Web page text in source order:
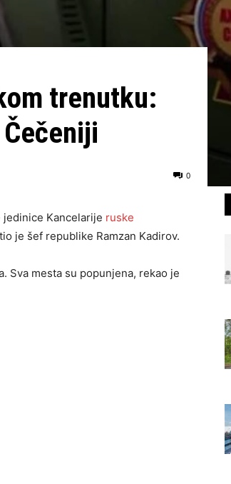
trenutku:
0
Kancelarije ruske
je šef republike Ramzan Kadirov.
Sva mesta su popunjena, rekao je